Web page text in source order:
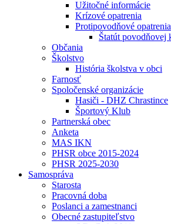
Užitočné informácie
Krízové opatrenia
Protipovodňové opatrenia
Štatút povodňovej
Občania
Školstvo
História školstva v obci
Farnosť
Spoločenské organizácie
Hasiči - DHZ Chrastince
Športový Klub
Partnerská obec
Anketa
MAS IKN
PHSR obce 2015-2024
PHSR 2025-2030
Samospráva
Starosta
Pracovná doba
Poslanci a zamestnanci
Obecné zastupiteľstvo